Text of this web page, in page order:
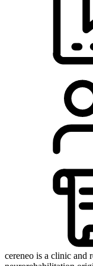
cereneo is a clinic and